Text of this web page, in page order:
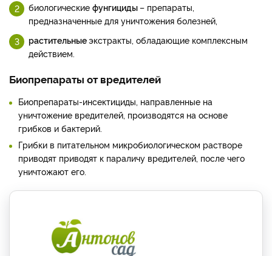
биологические фунгициды– препараты,
предназначенные для уничтожения болезней,
растительныеэкстракты, обладающие комплексным
действием.
Биопрепараты от вредителей
Биопрепараты-инсектициды, направленные на
уничтожение вредителей, производятся на основе
грибков и бактерий.
Грибки в питательном микробиологическом растворе
приводят приводят к параличу вредителей, после чего
уничтожают его.